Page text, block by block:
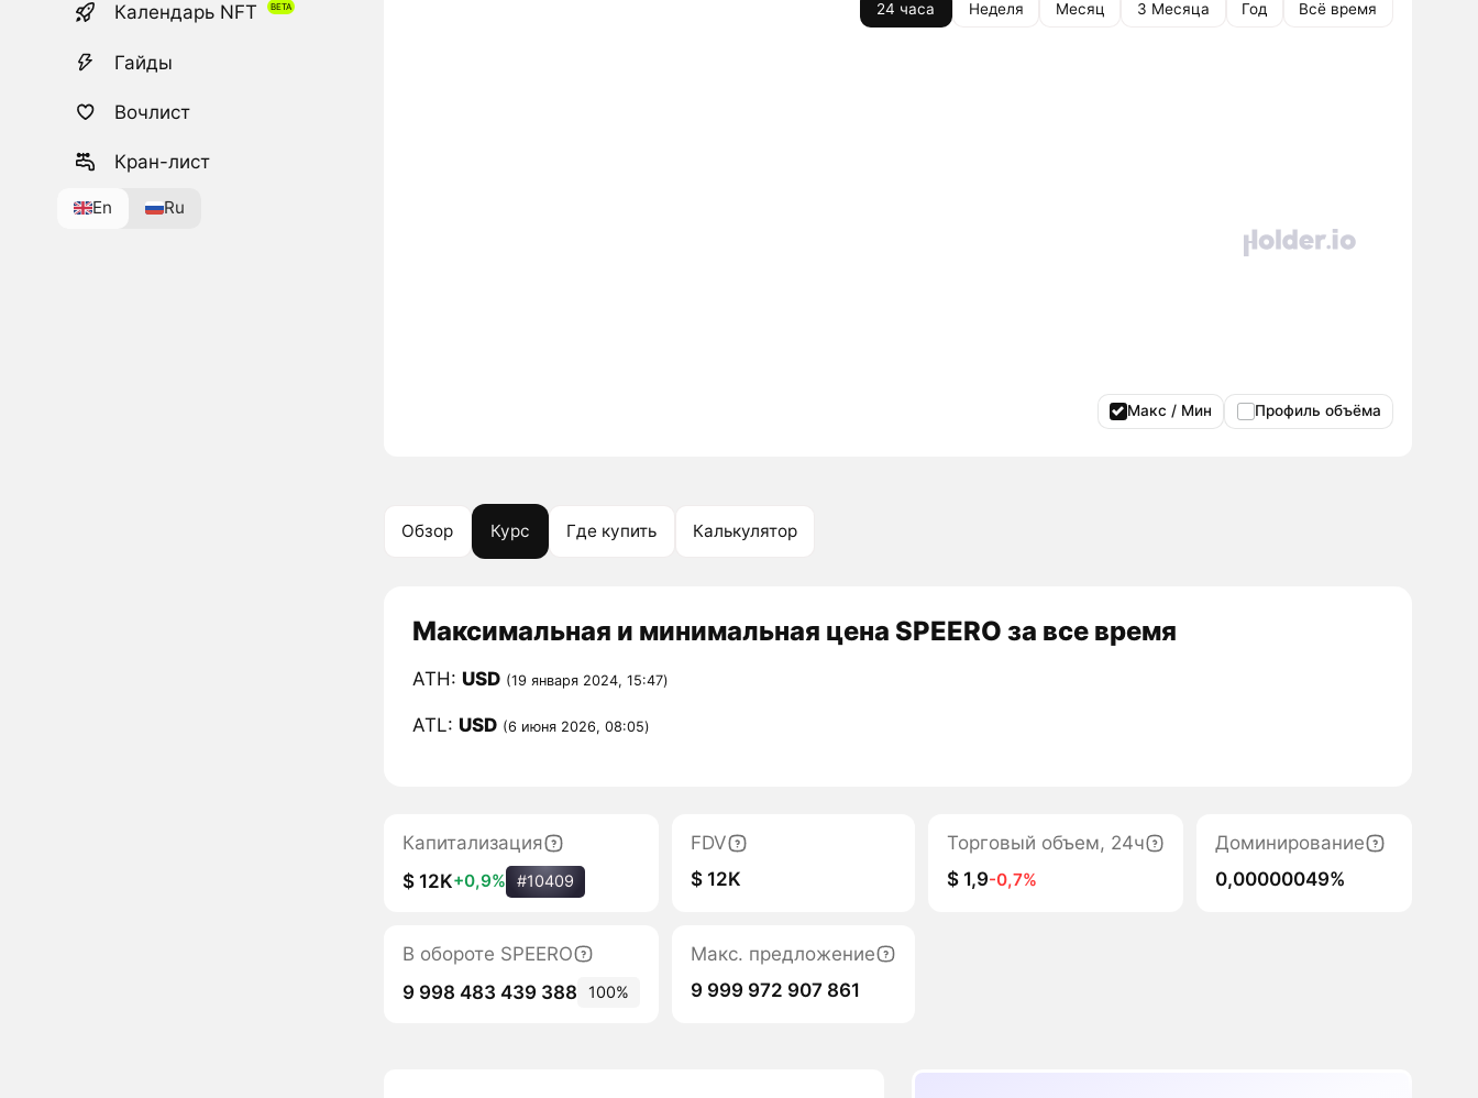
Календарь NFT
Гайды
Вочлист
Кран-лист
En Ru
24 часа Неделя Месяц 3 Месяца Год Всё время
Макс / Мин Профиль объёма
Обзор Курс Где купить Калькулятор
Максимальная и минимальная цена SPEERO за все время
ATH: USD (19 января 2024, 15:47)
ATL: USD (6 июня 2026, 08:05)
Капитализация
$ 12K+0,9% #10409
FDV
$ 12K
Торговый объем, 24ч
$ 1,9-0,7%
Доминирование
0,00000049%
В обороте SPEERO
9 998 483 439 388
100%
Макс. предложение
9 999 972 907 861